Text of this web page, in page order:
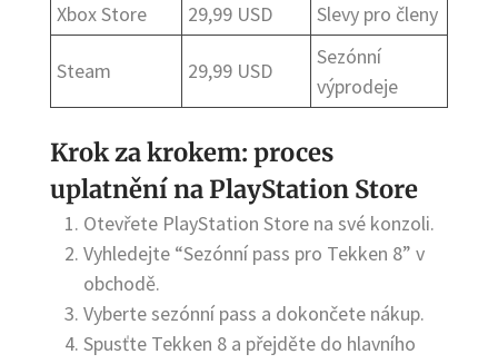
Xbox Store
29,99 USD Slevy pro členy
Steam 29,99 USD
Sezónní
výprodeje
Krok za krokem: proces
uplatnění na PlayStation Store
Otevřete PlayStation Store na své konzoli.
Vyhledejte “Sezónní pass pro Tekken 8” v
obchodě.
Vyberte sezónní pass a dokončete nákup.
Spusťte Tekken 8 a přejděte do hlavního